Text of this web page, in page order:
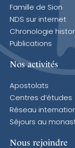
Famille de Sion
NDS sur internet
Chronologie
Publications
Nos activités
Apostolats
Centres d’études
Réseau
Séjours au
Nous rejoindre